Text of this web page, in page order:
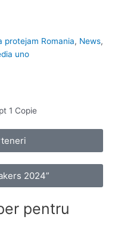
protejam Romania, News,
uno
2024”
pentru